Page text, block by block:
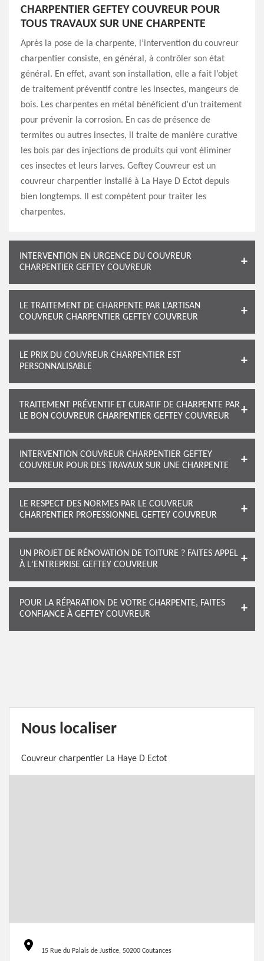
CHARPENTIER GEFTEY COUVREUR POUR
TOUS TRAVAUX SUR UNE CHARPENTE
Après la pose de la charpente, l’intervention du couvreur
charpentier consiste, en général, à contrôler son état
général. En effet, avant son installation, elle a fait l’objet
de traitement préventif contre les insectes, mangeurs de
bois. Les charpentes en métal bénéficient d’un traitement
pour prévenir la corrosion. En cas de présence de
termites ou autres insectes, il traite de manière curative
les bois par des injections de produits qui vont éliminer
ces insectes et leurs larves. Geftey Couvreur est un
couvreur charpentier installé à La Haye D Ectot depuis
bien longtemps. Il est compétent pour traiter les
charpentes.
INTERVENTION EN URGENCE DU COUVREUR
CHARPENTIER GEFTEY COUVREUR
LE TRAITEMENT DE CHARPENTE PAR L’ARTISAN
COUVREUR CHARPENTIER GEFTEY COUVREUR
LE PRIX DU COUVREUR CHARPENTIER EST
PERSONNALISABLE
TRAITEMENT PRÉVENTIF ET CURATIF DE CHARPENTE PAR
LE BON COUVREUR CHARPENTIER GEFTEY COUVREUR
INTERVENTION COUVREUR CHARPENTIER GEFTEY
COUVREUR POUR DES TRAVAUX SUR UNE CHARPENTE
LE RESPECT DES NORMES PAR LE COUVREUR
CHARPENTIER PROFESSIONNEL GEFTEY COUVREUR
UN PROJET DE RÉNOVATION DE TOITURE ? FAITES APPEL
À L'ENTREPRISE GEFTEY COUVREUR
POUR LA RÉPARATION DE VOTRE CHARPENTE, FAITES
CONFIANCE À GEFTEY COUVREUR
Nous localiser
Couvreur charpentier La Haye D Ectot
15 Rue du Palais de Justice, 50200 Coutances